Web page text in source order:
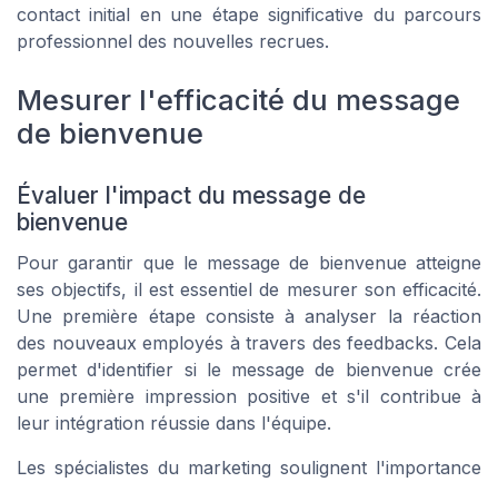
contact initial en une étape significative du parcours
professionnel des nouvelles recrues.
Mesurer l'efficacité du message
de bienvenue
Évaluer l'impact du message de
bienvenue
Pour garantir que le message de bienvenue atteigne
ses objectifs, il est essentiel de mesurer son efficacité.
Une première étape consiste à analyser la réaction
des nouveaux employés à travers des feedbacks. Cela
permet d'identifier si le message de bienvenue crée
une première impression positive et s'il contribue à
leur intégration réussie dans l'équipe.
Les spécialistes du marketing soulignent l'importance